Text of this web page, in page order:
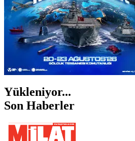
Yükleniyor...
Son Haberler